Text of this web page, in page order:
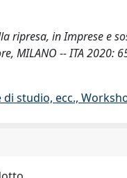
ripresa, in Imprese e
MILANO -- ITA
studio, ecc.,